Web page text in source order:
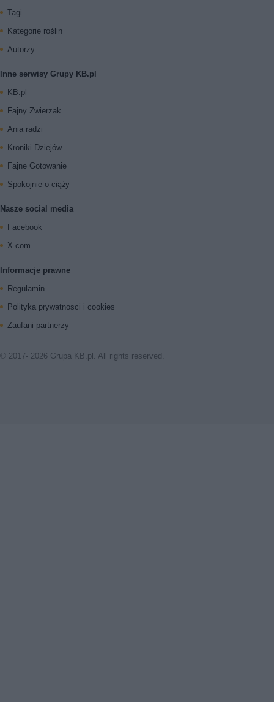
Tagi
Kategorie roślin
Autorzy
Inne serwisy Grupy KB.pl
KB.pl
Fajny Zwierzak
Ania radzi
Kroniki Dziejów
Fajne Gotowanie
Spokojnie o ciąży
Nasze social media
Facebook
X.com
Informacje prawne
Regulamin
Polityka prywatnosci i cookies
Zaufani partnerzy
© 2017- 2026 Grupa KB.pl. All rights reserved.